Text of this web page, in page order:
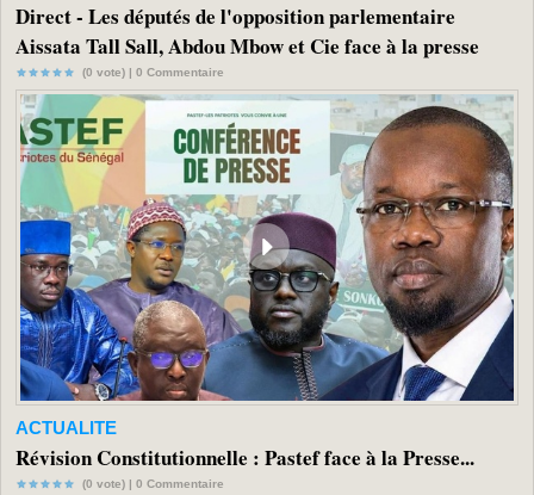
Direct - Les députés de l'opposition parlementaire
Aissata Tall Sall, Abdou Mbow et Cie face à la presse
(0 vote) | 0 Commentaire
ACTUALITE
Révision Constitutionnelle : Pastef face à la Presse...
(0 vote) | 0 Commentaire